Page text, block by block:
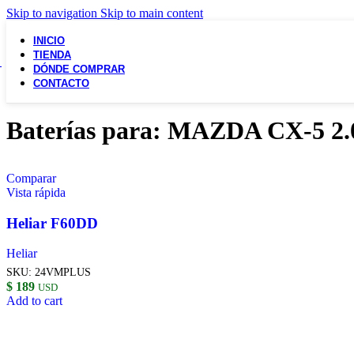
Skip to navigation Skip to main content
INICIO
TIENDA
DÓNDE COMPRAR
CONTACTO
Baterías para: MAZDA CX-5
Comparar
Vista rápida
Heliar F60DD
Heliar
SKU: 24VMPLUS
$ 189 USD
Add to cart